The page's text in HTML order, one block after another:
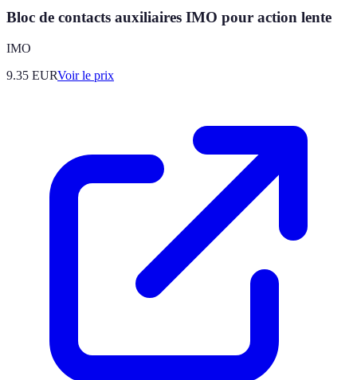
Bloc de contacts auxiliaires IMO pour action lente
IMO
9.35 EURVoir le prix